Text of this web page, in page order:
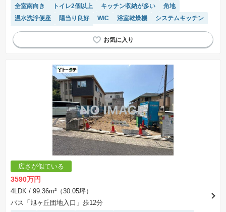
全室南向き トイレ2個以上 キッチン収納が多い
角地
温水洗浄便座
陽当り良好 WIC 浴室乾燥機
システムキッチン
対面キッチン
窓付き浴室
広さが似ている
3590万円
4LDK / 99.36m²（30.05坪）
バス「旭ヶ丘団地入口」歩12分